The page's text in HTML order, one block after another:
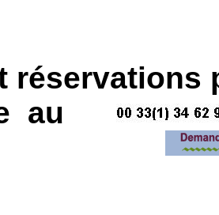
réservations
au